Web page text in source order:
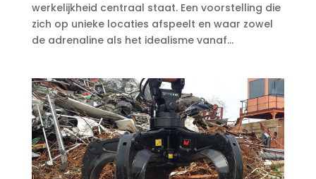
werkelijkheid centraal staat. Een voorstelling die
zich op unieke locaties afspeelt en waar zowel
de adrenaline als het idealisme vanaf...